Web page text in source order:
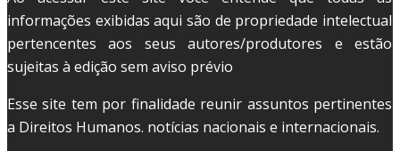
informações exibidas aqui são de propriedade intelectual
pertencentes aos seus autores/produtores e estão
sujeitas à edição sem aviso prévio
Esse site tem por finalidade reunir assuntos pertinentes
a Direitos Humanos. notícias nacionais e internacionais.